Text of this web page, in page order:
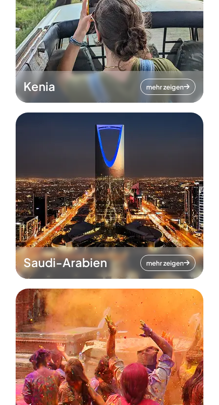
Kenia mehr zeigen
Saudi-Arabien mehr zeigen